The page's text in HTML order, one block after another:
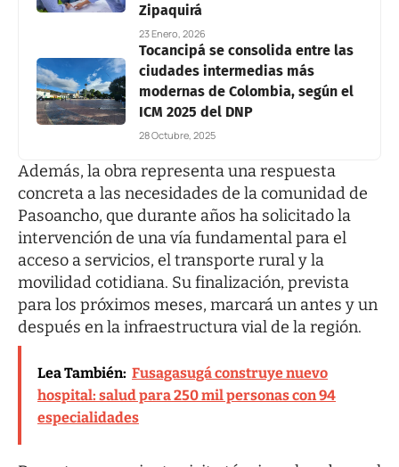
Zipaquirá
23 Enero, 2026
Tocancipá se consolida entre las
ciudades intermedias más
modernas de Colombia, según el
ICM 2025 del DNP
28 Octubre, 2025
Además, la obra representa una respuesta
concreta a las necesidades de la comunidad de
Pasoancho, que durante años ha solicitado la
intervención de una vía fundamental para el
acceso a servicios, el transporte rural y la
movilidad cotidiana. Su finalización, prevista
para los próximos meses, marcará un antes y un
después en la infraestructura vial de la región.
Lea También: Fusagasugá construye nuevo
hospital: salud para 250 mil personas con 94
especialidades